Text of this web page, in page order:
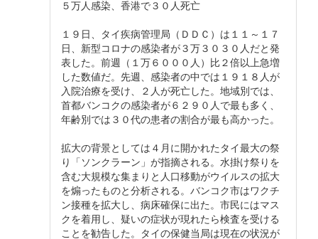
５万人感染、香港で３０人死亡
１９日、タイ疾病管理局（ＤＤＣ）は１１～１７
日、新型コロナの感染者が３万３０３０人だと発
表した。前週（１万６０００人）比２倍以上急増
した数値だ。先週、感染者の中では１９１８人が
入院治療を受け、２人が死亡した。地域別では、
首都バンコクの感染者が６２９０人で最も多く、
年齢別では３０代の患者の割合が最も高かった。
拡大の背景としては４月に開かれたタイ最大の祭
り「ソンクラーン」が指摘される。水掛け祭りを
含む大規模な集まりと人口移動がウイルスの拡大
を煽ったものと分析される。バンコク市はワクチ
ン接種を拡大し、病床確保に出た。市民にはマス
クを着用し、疑いの症状が現れたら検査を受ける
ことを勧告した。タイの保健当局は現在の状況が